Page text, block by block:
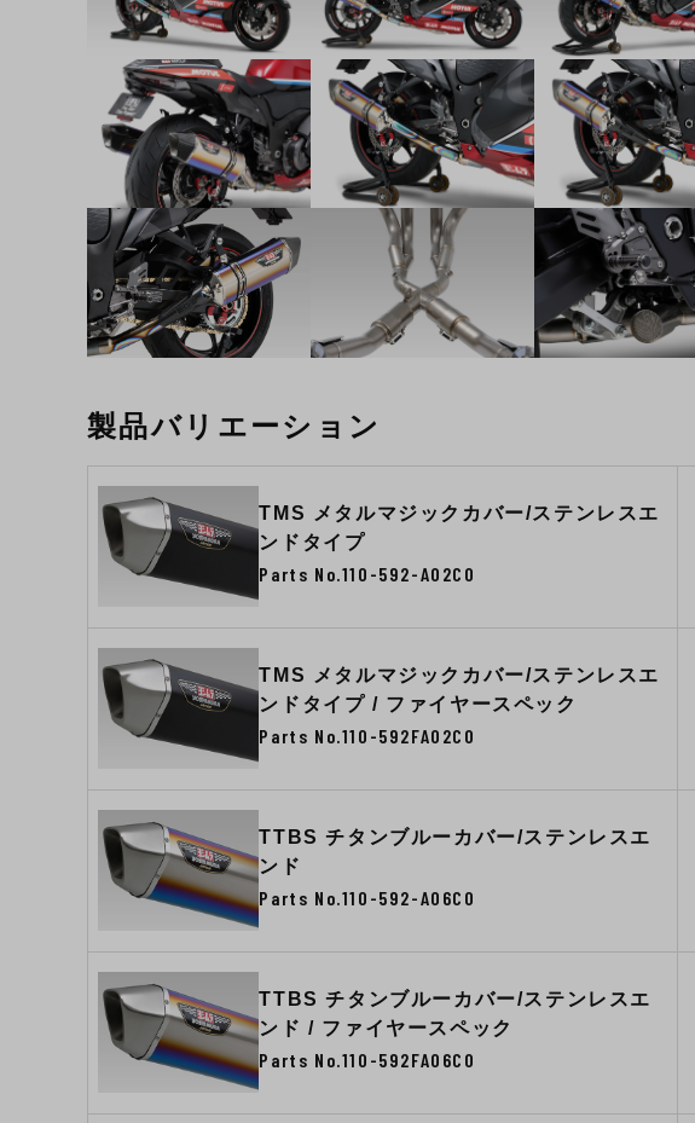
製品バリエーション
TMS メタルマジックカバー/ステンレスエ
ンドタイプ
Parts No.110-592-A02C0
TMS メタルマジックカバー/ステンレスエ
ンドタイプ / ファイヤースペック
Parts No.110-592FA02C0
TTBS チタンブルーカバー/ステンレスエ
ンド
Parts No.110-592-A06C0
TTBS チタンブルーカバー/ステンレスエ
ンド / ファイヤースペック
Parts No.110-592FA06C0